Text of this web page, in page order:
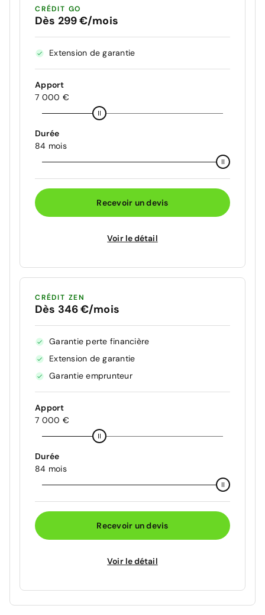
CRÉDIT GO
Dès 299 €/mois
Extension de garantie
Apport
7 000 €
Durée
84 mois
Recevoir un devis
Voir le détail
CRÉDIT ZEN
Dès 346 €/mois
Garantie perte financière
Extension de garantie
Garantie emprunteur
Apport
7 000 €
Durée
84 mois
Recevoir un devis
Voir le détail